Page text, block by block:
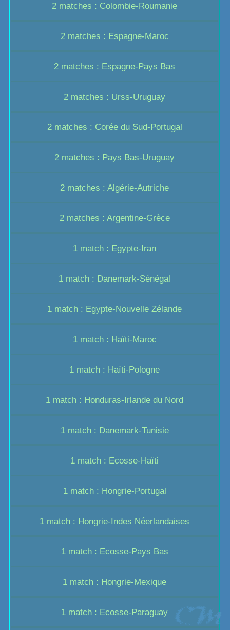
2 matches : Colombie-Roumanie
2 matches : Espagne-Maroc
2 matches : Espagne-Pays Bas
2 matches : Urss-Uruguay
2 matches : Corée du Sud-Portugal
2 matches : Pays Bas-Uruguay
2 matches : Algérie-Autriche
2 matches : Argentine-Grèce
1 match : Egypte-Iran
1 match : Danemark-Sénégal
1 match : Egypte-Nouvelle Zélande
1 match : Haïti-Maroc
1 match : Haïti-Pologne
1 match : Honduras-Irlande du Nord
1 match : Danemark-Tunisie
1 match : Ecosse-Haïti
1 match : Hongrie-Portugal
1 match : Hongrie-Indes Néerlandaises
1 match : Ecosse-Pays Bas
1 match : Hongrie-Mexique
1 match : Ecosse-Paraguay